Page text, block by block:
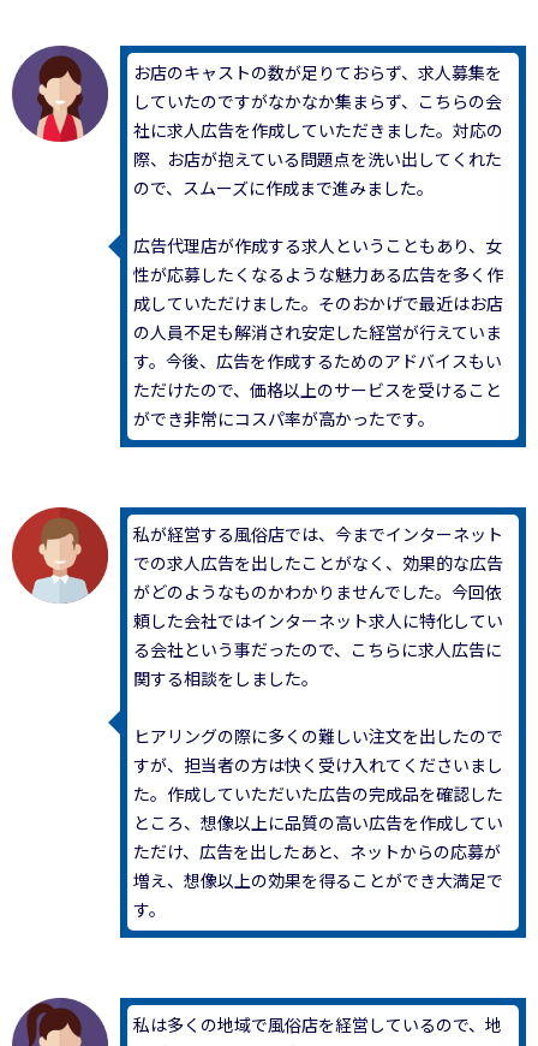
お店のキャストの数が足りておらず、求人募集を
していたのですがなかなか集まらず、こちらの会
社に求人広告を作成していただきました。対応の
際、お店が抱えている問題点を洗い出してくれた
ので、スムーズに作成まで進みました。
広告代理店が作成する求人ということもあり、女
性が応募したくなるような魅力ある広告を多く作
成していただけました。そのおかげで最近はお店
の人員不足も解消され安定した経営が行えていま
す。今後、広告を作成するためのアドバイスもい
ただけたので、価格以上のサービスを受けること
ができ非常にコスパ率が高かったです。
私が経営する風俗店では、今までインターネット
での求人広告を出したことがなく、効果的な広告
がどのようなものかわかりませんでした。今回依
頼した会社ではインターネット求人に特化してい
る会社という事だったので、こちらに求人広告に
関する相談をしました。
ヒアリングの際に多くの難しい注文を出したので
すが、担当者の方は快く受け入れてくださいまし
た。作成していただいた広告の完成品を確認した
ところ、想像以上に品質の高い広告を作成してい
ただけ、広告を出したあと、ネットからの応募が
増え、想像以上の効果を得ることができ大満足で
す。
私は多くの地域で風俗店を経営しているので、地